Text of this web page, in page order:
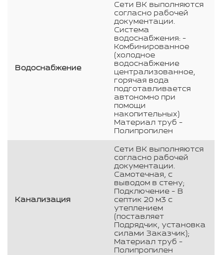
Водоснабжение
Сети ВК выполняются
согласно рабочей
документации.
Система
водоснабжения: -
Комбинированное
(холодное
водоснабжение
централизованное,
горячая вода
подготавливается
автономно при
помощи
накопительных)
Материал труб -
Полипропилен
Канализация
Сети ВК выполняются
согласно рабочей
документации.
Самотечная, с
выводом в стену;
Подключение - В
септик 20 м3 с
утеплением
(поставляет
Подрядчик, установка
силами Заказчик);
Материал труб -
Полипропилен